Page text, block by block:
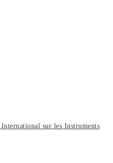
sur les Instruments